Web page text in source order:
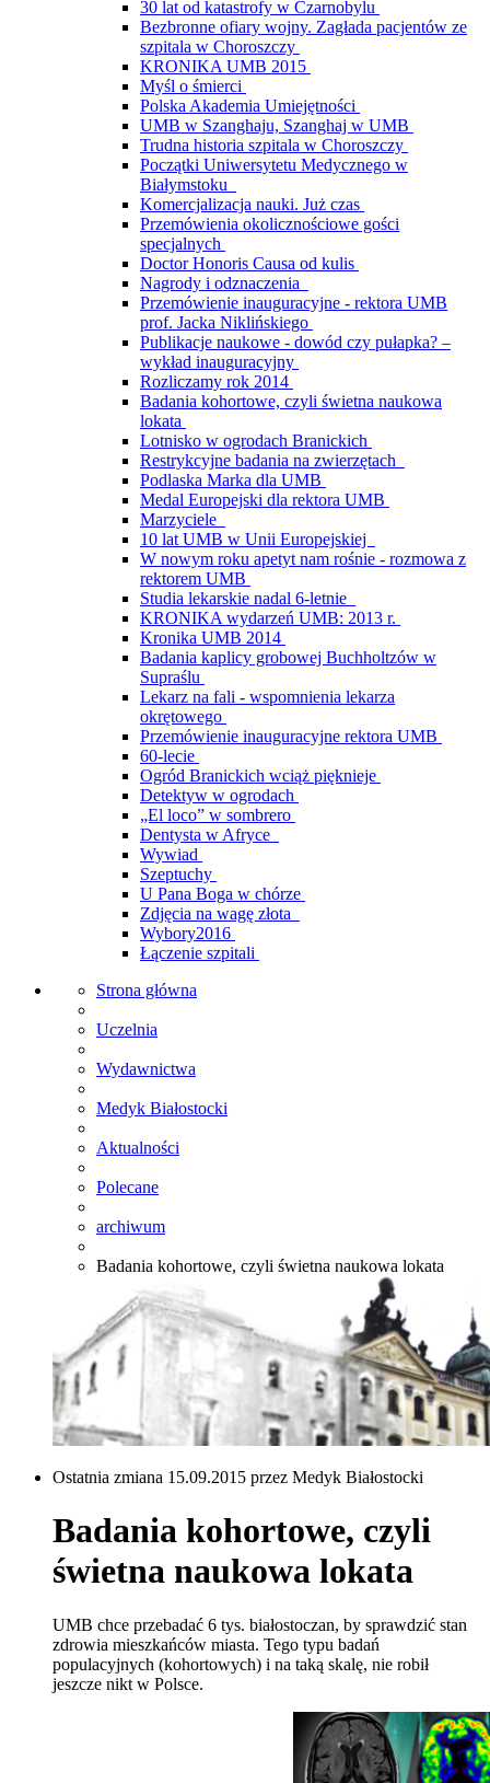
30 lat od katastrofy w Czarnobylu
Bezbronne ofiary wojny. Zagłada pacjentów ze
szpitala w Choroszczy
KRONIKA UMB 2015
Myśl o śmierci
Polska Akademia Umiejętności
UMB w Szanghaju, Szanghaj w UMB
Trudna historia szpitala w Choroszczy
Początki Uniwersytetu Medycznego w
Białymstoku
Komercjalizacja nauki. Już czas
Przemówienia okolicznościowe gości
specjalnych
Doctor Honoris Causa od kulis
Nagrody i odznaczenia
Przemówienie inauguracyjne - rektora UMB
prof. Jacka Niklińskiego
Publikacje naukowe - dowód czy pułapka? –
wykład inauguracyjny
Rozliczamy rok 2014
Badania kohortowe, czyli świetna naukowa
lokata
Lotnisko w ogrodach Branickich
Restrykcyjne badania na zwierzętach
Podlaska Marka dla UMB
Medal Europejski dla rektora UMB
Marzyciele
10 lat UMB w Unii Europejskiej
W nowym roku apetyt nam rośnie - rozmowa z
rektorem UMB
Studia lekarskie nadal 6-letnie
KRONIKA wydarzeń UMB: 2013 r.
Kronika UMB 2014
Badania kaplicy grobowej Buchholtzów w
Supraślu
Lekarz na fali - wspomnienia lekarza
okrętowego
Przemówienie inauguracyjne rektora UMB
60-lecie
Ogród Branickich wciąż pięknieje
Detektyw w ogrodach
„El loco” w sombrero
Dentysta w Afryce
Wywiad
Szeptuchy
U Pana Boga w chórze
Zdjęcia na wagę złota
Wybory2016
Łączenie szpitali
Strona główna
Uczelnia
Wydawnictwa
Medyk Białostocki
Aktualności
Polecane
archiwum
Badania kohortowe, czyli świetna naukowa lokata
Ostatnia zmiana 15.09.2015 przez Medyk Białostocki
Badania kohortowe, czyli
świetna naukowa lokata
UMB chce przebadać 6 tys. białostoczan, by sprawdzić stan
zdrowia mieszkańców miasta. Tego typu badań
populacyjnych (kohortowych) i na taką skalę, nie robił
jeszcze nikt w Polsce.